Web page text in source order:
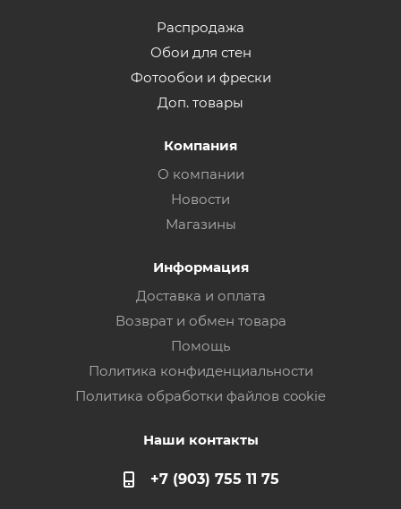
Распродажа
Обои для стен
Фотообои и фрески
Доп. товары
Компания
О компании
Новости
Магазины
Информация
Доставка и оплата
Возврат и обмен товара
Помощь
Политика конфиденциальности
Политика обработки файлов cookie
Наши контакты
+7 (903) 755 11 75